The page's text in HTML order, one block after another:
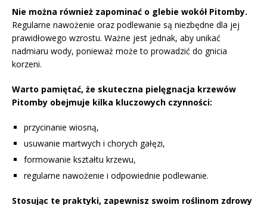
Nie można również zapominać o glebie wokół Pitomby.
Regularne nawożenie oraz podlewanie są niezbędne dla jej
prawidłowego wzrostu. Ważne jest jednak, aby unikać
nadmiaru wody, ponieważ może to prowadzić do gnicia
korzeni.
Warto pamiętać, że skuteczna pielęgnacja krzewów
Pitomby obejmuje kilka kluczowych czynności:
przycinanie wiosną,
usuwanie martwych i chorych gałęzi,
formowanie kształtu krzewu,
regularne nawożenie i odpowiednie podlewanie.
Stosując te praktyki, zapewnisz swoim roślinom zdrowy